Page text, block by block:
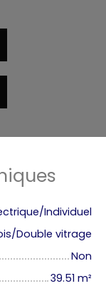
Individuel
Double vitrage
Non
39.51 m²